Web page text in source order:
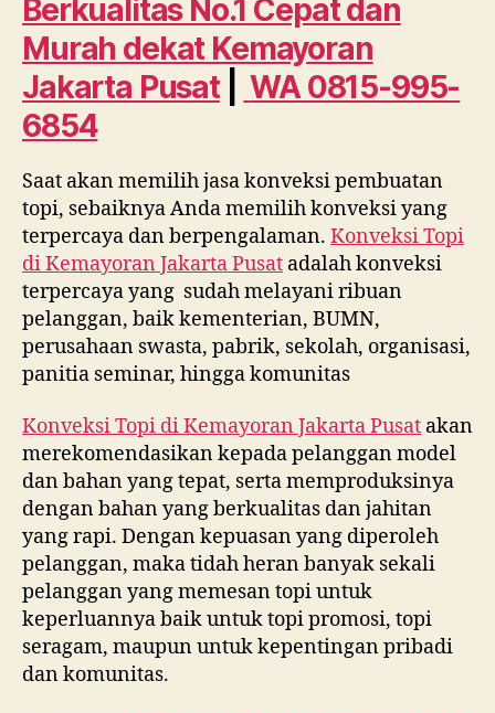
dan
dekat
Kemayoran
Jakarta
0815
995
6854
Berkualitas No.1 Cepat dan
Murah dekat Kemayoran
Jakarta Pusat|
WA 0815-995-
6854
Saat akan memilih jasa konveksi pembuatan
topi, sebaiknya Anda memilih konveksi yang
terpercaya dan berpengalaman. Konveksi Topi
diKemayoran Jakarta Pusat adalah konveksi
terpercaya yang sudah melayani ribuan
pelanggan, baik kementerian, BUMN,
perusahaan swasta, pabrik, sekolah, organisasi,
panitia seminar, hingga komunitas
Konveksi Topi diKemayoran Jakarta Pusat akan
merekomendasikan kepada pelanggan model
dan bahan yang tepat, serta memproduksinya
dengan bahan yang berkualitas dan jahitan
yang rapi. Dengan kepuasan yang diperoleh
pelanggan, maka tidah heran banyak sekali
pelanggan yang memesan topi untuk
keperluannya baik untuk topi promosi, topi
seragam, maupun untuk kepentingan pribadi
dan komunitas.